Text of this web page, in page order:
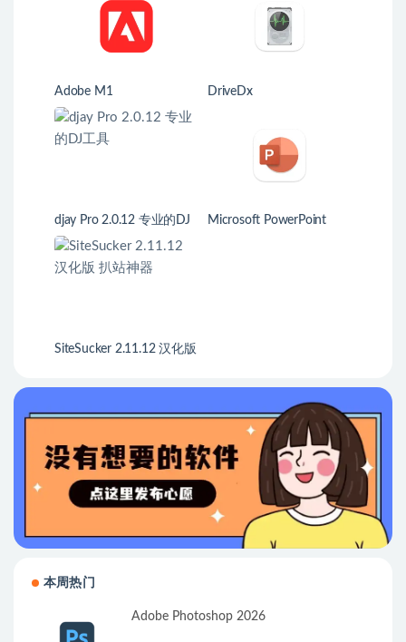
Adobe M1 DriveDx
djay Pro 2.0.12 专业的DJ
工具
Microsoft PowerPoint
SiteSucker 2.11.12 汉化版
本周热门
Adobe Photoshop 2026